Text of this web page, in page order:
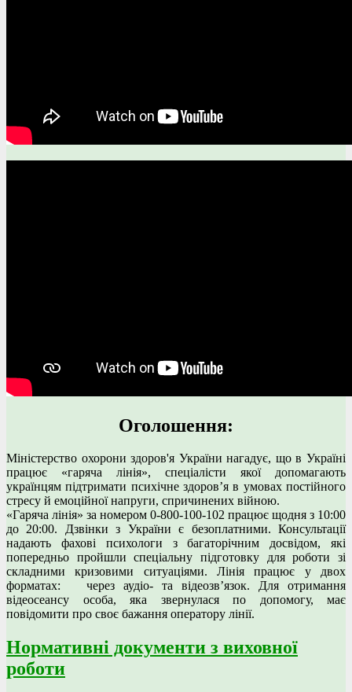
Оголошення:
Міністерство охорони здоров'я України нагадує, що в Україні
працює «гаряча лінія», спеціалісти якої допомагають
українцям підтримати психічне здоров’я в умовах постійного
стресу й емоційної напруги, спричинених війною.
«Гаряча лінія» за номером 0-800-100-102 працює щодня з 10:00
до 20:00. Дзвінки з України є безоплатними. Консультації
надають фахові психологи з багаторічним досвідом, які
попередньо пройшли спеціальну підготовку для роботи зі
складними кризовими ситуаціями. Лінія працює у двох
форматах: через аудіо- та відеозв’язок. Для отримання
відеосеансу особа, яка звернулася по допомогу, має
повідомити про своє бажання оператору лінії.
Нормативні документи з виховної
роботи